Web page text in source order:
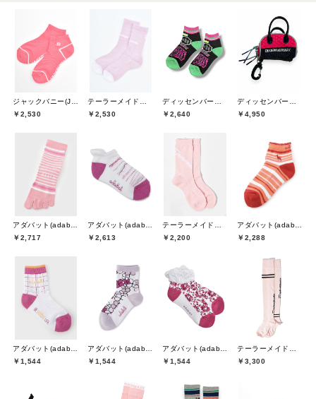
￥2,530
￥2,530
￥2,640
￥4,950
￥2,717
￥2,613
￥2,200
￥2,288
￥1,544
￥1,544
￥1,544
￥3,300